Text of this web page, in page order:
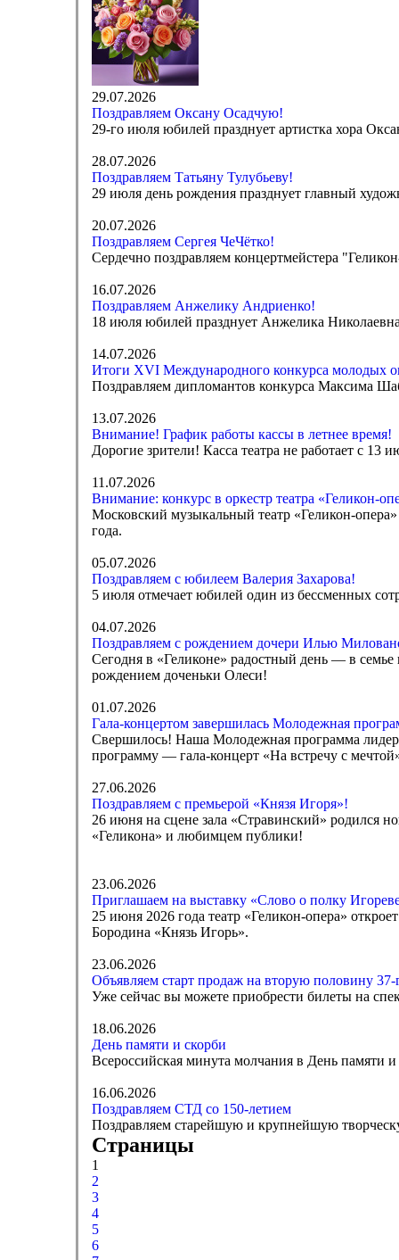
29.07.2026
Поздравляем Оксану Осадчую!
29-го июля юбилей празднует артистка хора
28.07.2026
Поздравляем Татьяну Тулубьеву!
29 июля день рождения празднует главный
20.07.2026
Поздравляем Сергея ЧеЧётко!
Сердечно поздравляем концертмейстера
16.07.2026
Поздравляем Анжелику Андриенко!
18 июля юбилей празднует Анжелика
14.07.2026
Итоги XVI Международного конкурса молодых
Поздравляем дипломантов конкурса Максима
13.07.2026
Внимание! График работы кассы в летнее время!
Дорогие зрители! Касса театра не работает с
11.07.2026
Внимание: конкурс в оркестр театра «Геликон-
Московский музыкальный театр «Геликон-
года.
05.07.2026
Поздравляем с юбилеем Валерия Захарова!
5 июля отмечает юбилей один из бессменных
04.07.2026
Поздравляем с рождением дочери Илью
Сегодня в «Геликоне» радостный день — в
рождением доченьки Олеси!
01.07.2026
Гала-концертом завершилась Молодежная
Свершилось! Наша Молодежная программа
программу — гала-концерт «На встречу с
27.06.2026
Поздравляем с премьерой «Князя Игоря»!
26 июня на сцене зала «Стравинский» родился
«Геликона» и любимцем публики!
23.06.2026
Приглашаем на выставку «Слово о полку
25 июня 2026 года театр «Геликон-опера»
Бородина «Князь Игорь».
23.06.2026
Объявляем старт продаж на вторую половину 37-
Уже сейчас вы можете приобрести билеты на
18.06.2026
День памяти и скорби
Всероссийская минута молчания в День памяти
16.06.2026
Поздравляем СТД со 150-летием
Поздравляем старейшую и крупнейшую
Страницы
1
2
3
4
5
6